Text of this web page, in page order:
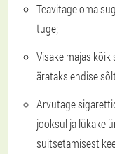
Teavitage oma
tuge;
Visake majas
ärataks endise
Arvutage
jooksul ja lükake
suitsetamisest